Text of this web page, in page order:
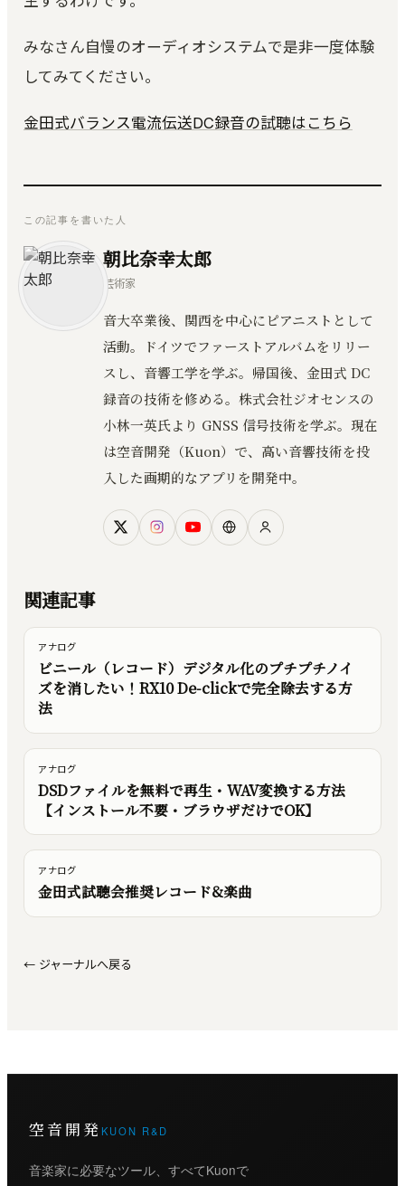
みなさん自慢のオーディオシステムで是非一度体験
してみてください。
金田式バランス電流伝送DC録音の試聴はこちら
この記事を書いた人
朝比奈幸太郎
芸術家
音大卒業後、関西を中心にピアニストとして
活動。ドイツでファーストアルバムをリリー
スし、音響工学を学ぶ。帰国後、金田式 DC
録音の技術を修める。株式会社ジオセンスの
小林一英氏より GNSS 信号技術を学ぶ。現在
は空音開発（Kuon）で、高い音響技術を投
入した画期的なアプリを開発中。
関連記事
アナログ
ビニール（レコード）デジタル化のプチプチノイ
ズを消したい！RX10 De-clickで完全除去する方
法
アナログ
DSDファイルを無料で再生・WAV変換する方法
【インストール不要・ブラウザだけでOK】
アナログ
金田式試聴会推奨レコード&楽曲
← ジャーナルへ戻る
空音開発 KUON R&D
音楽家に必要なツール、すべてKuonで